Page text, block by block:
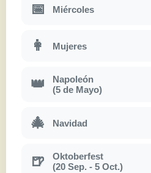
📅 Miércoles
👩 Mujeres
👑
Napoleón
(5 de Mayo)
🎄 Navidad
🍺
Oktoberfest
(20 Sep. - 5 Oct.)